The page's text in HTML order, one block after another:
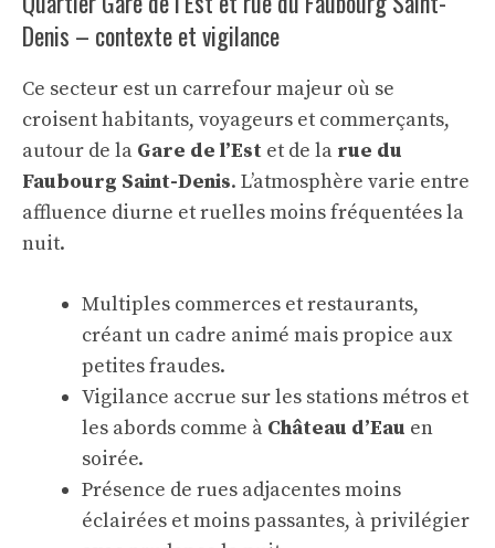
Denis – contexte et vigilance
Ce secteur est un carrefour majeur où se
croisent habitants, voyageurs et commerçants,
autour de la Gare de l’Est et de la rue du
Faubourg Saint-Denis. L’atmosphère varie entre
affluence diurne et ruelles moins fréquentées la
nuit.
Multiples commerces et restaurants,
créant un cadre animé mais propice aux
petites fraudes.
Vigilance accrue sur les stations métros et
les abords comme à Château d’Eau en
soirée.
Présence de rues adjacentes moins
éclairées et moins passantes, à privilégier